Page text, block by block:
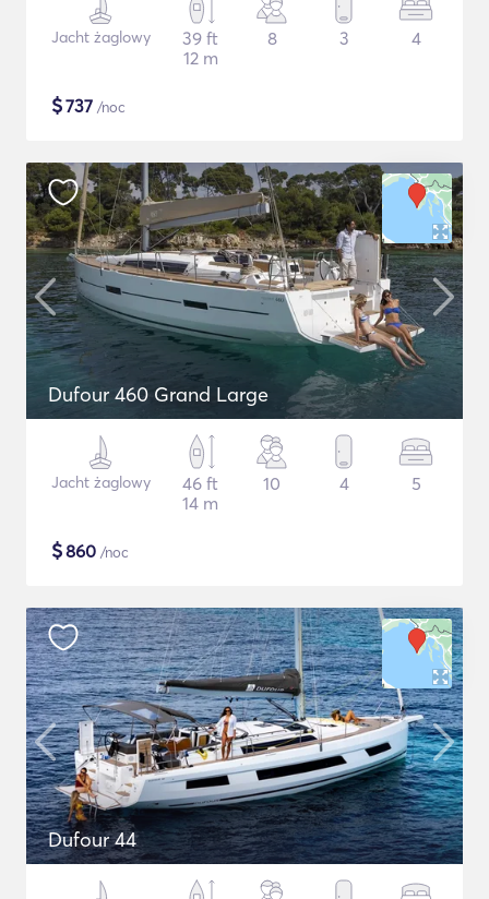
Jacht żaglowy
39 ft
12 m
8 3 4
$737 /noc
Dufour 460 Grand Large
Jacht żaglowy
46 ft
14 m
10 4 5
$860 /noc
Dufour 44